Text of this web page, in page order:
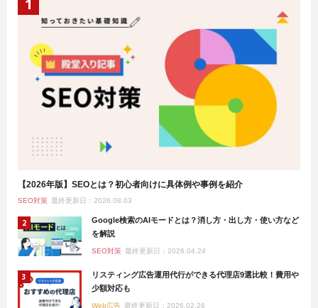
【2026年版】SEOとは？初心者向けに具体例や事例を紹介
SEO対策 最終更新日：2026.08.03
Google検索のAIモードとは？消し方・出し方・使い方など
を解説
SEO対策 最終更新日：2026.04.24
リスティング広告運用代行ができる代理店9選比較！費用や
少額対応も
Web広告 最終更新日：2026.02.26